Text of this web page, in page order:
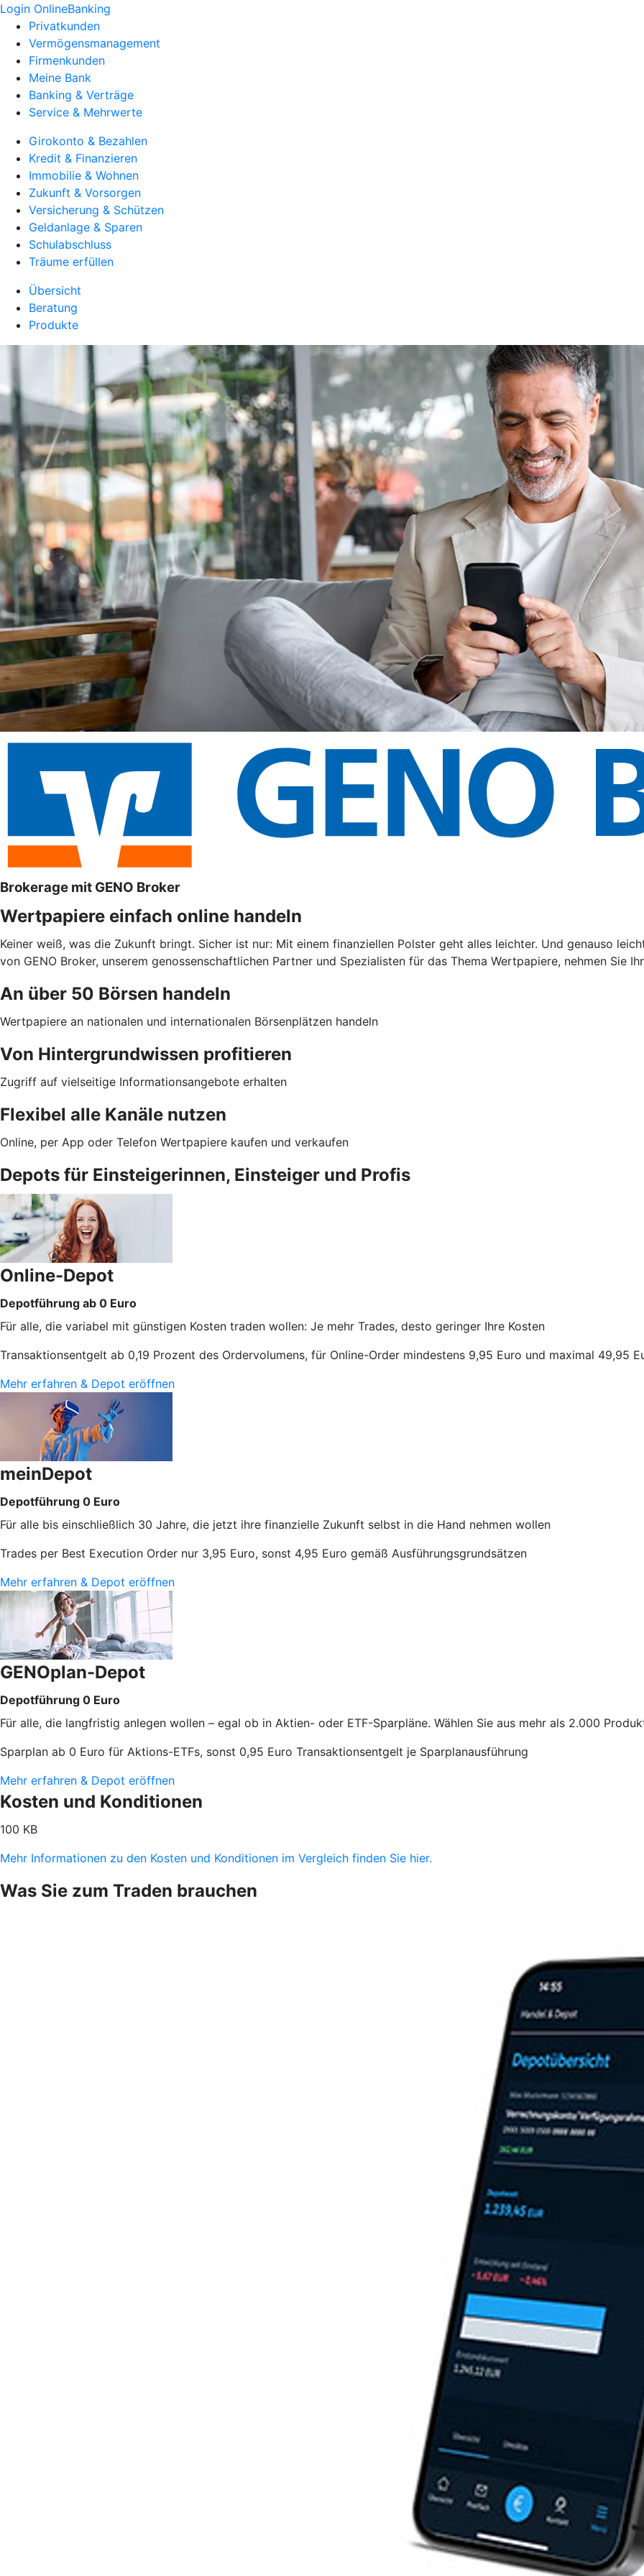
Login OnlineBanking
Privatkunden
Vermögensmanagement
Firmenkunden
Meine Bank
Banking & Verträge
Service & Mehrwerte
Girokonto & Bezahlen
Kredit & Finanzieren
Immobilie & Wohnen
Zukunft & Vorsorgen
Versicherung & Schützen
Geldanlage & Sparen
Schulabschluss
Träume erfüllen
Übersicht
Beratung
Produkte
Brokerage mit GENO Broker
Wertpapiere einfach online handeln
Keiner weiß, was die Zukunft bringt. Sicher ist nur: Mit einem finanziellen Polster geht alles leichter. Und genauso
von GENO Broker, unserem genossenschaftlichen Partner und Spezialisten für das Thema Wertpapiere, nehmen Sie
An über 50 Börsen handeln
Wertpapiere an nationalen und internationalen Börsenplätzen handeln
Von Hintergrundwissen profitieren
Zugriff auf vielseitige Informationsangebote erhalten
Flexibel alle Kanäle nutzen
Online, per App oder Telefon Wertpapiere kaufen und verkaufen
Depots für Einsteigerinnen, Einsteiger und Profis
Online-Depot
Depotführung ab 0 Euro
Für alle, die variabel mit günstigen Kosten traden wollen: Je mehr Trades, desto geringer Ihre Kosten
Transaktionsentgelt ab 0,19 Prozent des Ordervolumens, für Online-Order mindestens 9,95 Euro und maximal 49,95
Mehr erfahren & Depot eröffnen
meinDepot
Depotführung 0 Euro
Für alle bis einschließlich 30 Jahre, die jetzt ihre finanzielle Zukunft selbst in die Hand nehmen wollen
Trades per Best Execution Order nur 3,95 Euro, sonst 4,95 Euro gemäß Ausführungsgrundsätzen
Mehr erfahren & Depot eröffnen
GENOplan-Depot
Depotführung 0 Euro
Für alle, die langfristig anlegen wollen – egal ob in Aktien- oder ETF-Sparpläne. Wählen Sie aus mehr als 2.000
Sparplan ab 0 Euro für Aktions-ETFs, sonst 0,95 Euro Transaktionsentgelt je Sparplanausführung
Mehr erfahren & Depot eröffnen
Kosten und Konditionen
100 KB
Mehr Informationen zu den Kosten und Konditionen im Vergleich finden Sie hier.
Was Sie zum Traden brauchen